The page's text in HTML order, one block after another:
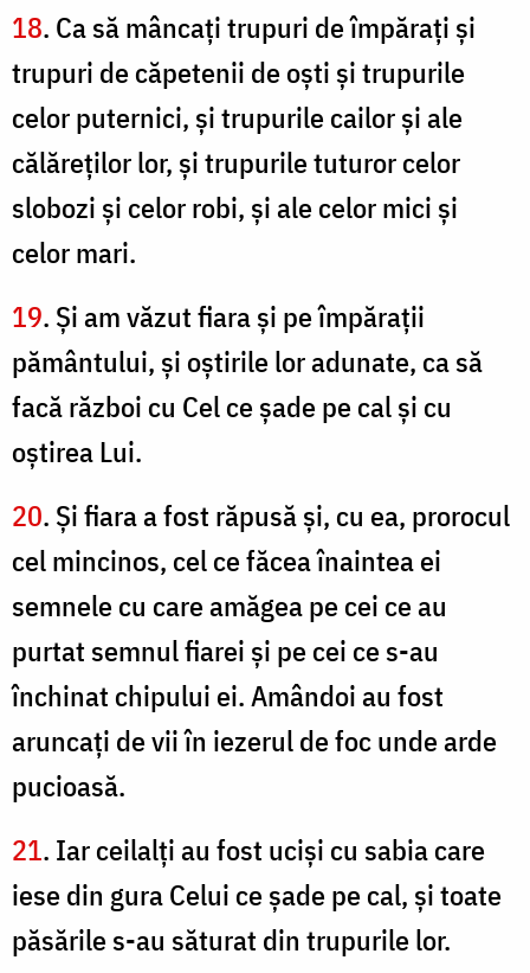
18. Ca să mâncaţi trupuri de împăraţi şi
trupuri de căpetenii de oşti şi trupurile
celor puternici, şi trupurile cailor şi ale
călăreţilor lor, şi trupurile tuturor celor
slobozi şi celor robi, şi ale celor mici şi
celor mari.
19. Şi am văzut fiara şi pe împăraţii
pământului, şi oştirile lor adunate, ca să
facă război cu Cel ce şade pe cal şi cu
oştirea Lui.
20. Şi fiara a fost răpusă şi, cu ea, prorocul
cel mincinos, cel ce făcea înaintea ei
semnele cu care amăgea pe cei ce au
purtat semnul fiarei şi pe cei ce s-au
închinat chipului ei. Amândoi au fost
aruncaţi de vii în iezerul de foc unde arde
pucioasă.
21. Iar ceilalţi au fost ucişi cu sabia care
iese din gura Celui ce şade pe cal, şi toate
păsările s-au săturat din trupurile lor.